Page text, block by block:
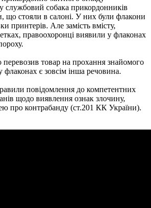
службовий собака прикордонників
що стояли в салоні. У них були флакони
принтерів. Але замість вмісту,
правоохоронці виявили у флаконах
перевозив товар на прохання знайомого
флаконах є зовсім інша речовина.
повідомлення до компетентних
щодо виявлення ознак злочину,
про контрабанду (ст.201 КК України).